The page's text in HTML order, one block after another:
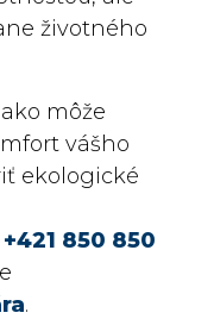
životného
môže
vášho
ekologické
+421 850 850
.